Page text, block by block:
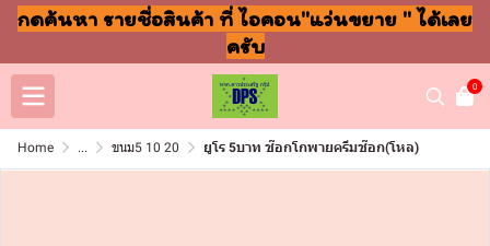
กดค้นหา รายชื่อสินค้า ที่ ไอคอน"แว่นขยาย " ได้เลย
ครับ
0
Home ... ขนม5 10 20 ยูโร 5บาท ช๊อกโกพายครีมช๊อก(โหล)